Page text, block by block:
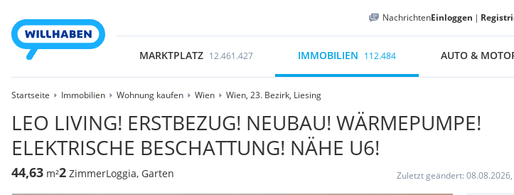
NachrichtenEinloggen |
MARKTPLATZ 12.461.427 IMMOBILIEN 112.484 AUTO &
Startseite Immobilien Wohnung kaufen Wien Wien, 23. Bezirk, Liesing
LEO LIVING! ERSTBEZUG! NEUBAU! WÄRMEPUMPE!
ELEKTRISCHE BESCHATTUNG! NÄHE U6!
44,63 m²2 ZimmerLoggia, Garten Zuletzt geändert: